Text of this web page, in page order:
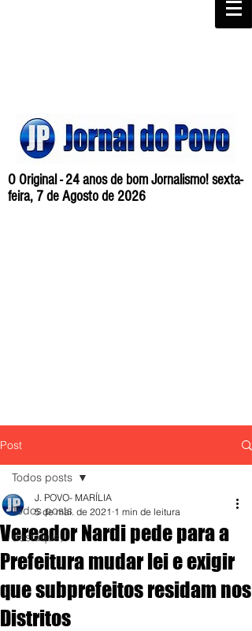
O Original - 24 anos de bom Jornalismo! sexta-
feira, 7 de Agosto de 2026
Post
Todos posts
destaque,
Todos posts
Vereador Nardi pede para a
Prefeitura mudar lei e exigir
que subprefeitos residam nos
Distritos
J. POVO- MARÍLIA
5 de mai. de 2021 1 min de leitura